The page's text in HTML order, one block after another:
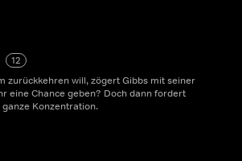
12
zurückkehren will, zögert Gibbs mit seiner
eine Chance geben? Doch dann fordert
Konzentration.